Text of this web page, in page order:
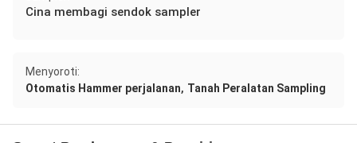
Cina membagi sendok sampler
Menyoroti:
Otomatis Hammer perjalanan, Tanah Peralatan Sampling